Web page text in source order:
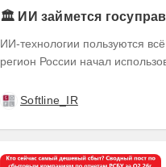
🏛️ ИИ займется
ИИ-технологии пользуются
регион России начал
Softline_IR